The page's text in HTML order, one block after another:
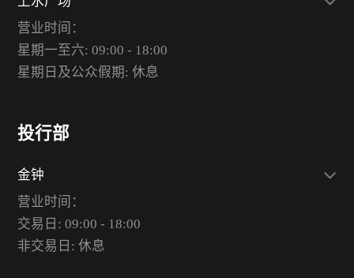
营业时间：
星期一至六: 09:00 - 18:00
星期日及公众假期: 休息
投行部
金钟
营业时间：
交易日: 09:00 - 18:00
非交易日: 休息